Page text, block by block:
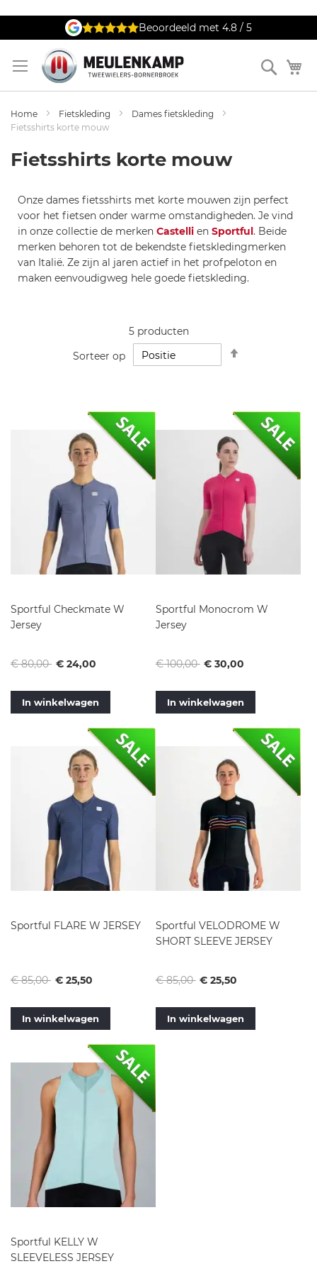
naar
inhoud
Beoordeeld met 4.8 / 5
Zoek
Home Fietskleding
Dames fietskleding
Fietsshirts korte mouw
Fietsshirts korte mouw
Onze dames fietsshirts met korte mouwen zijn perfect
voor het fietsen onder warme omstandigheden. Je vind
in onze collectie de merken Castelli en Sportful. Beide
merken behoren tot de bekendste fietskledingmerken
van Italië. Ze zijn al jaren actief in het profpeloton en
maken eenvoudigweg hele goede fietskleding.
5producten
Sorteer op
sorteren
Sportful Checkmate W
Jersey
Normale
€ 80,00 Vanaf
€ 24,00
In winkelwagen
Sportful Monocrom W
Jersey
Normale
€ 100,00 Vanaf
€ 30,00
In winkelwagen
Sportful FLARE W JERSEY
Normale
€ 85,00 Vanaf
€ 25,50
In winkelwagen
Sportful VELODROME W
SHORT SLEEVE JERSEY
Normale
€ 85,00 Vanaf
€ 25,50
In winkelwagen
Sportful KELLY W
SLEEVELESS JERSEY